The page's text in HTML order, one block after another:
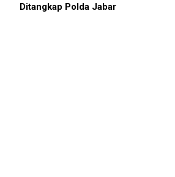
Ditangkap Polda Jabar